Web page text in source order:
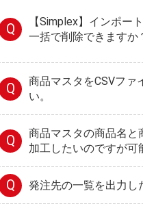
Q
【Simplex】インポー
一括で削除できますか
Q
商品マスタをCSVファ
い。
Q
商品マスタの商品名と
加工したいのですが可
Q 発注先の一覧を出力し